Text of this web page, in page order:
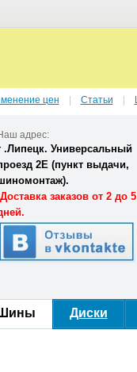
адрес:
.Липецк. Универсальный
2Е (пункт выдачи,
Доставка заказов от 2 до 5
Диски
цен Статьи